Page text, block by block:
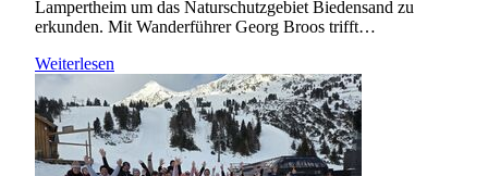
Lampertheim um das Naturschutzgebiet Biedensand zu
erkunden. Mit Wanderführer Georg Broos trifft…
Weiterlesen